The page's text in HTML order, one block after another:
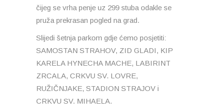
čijeg se vrha penje uz 299 stuba odakle se
pruža prekrasan pogled na grad.
Slijedi šetnja parkom gdje ćemo posjetiti:
SAMOSTAN STRAHOV, ZID GLADI, KIP
KARELA HYNECHA MACHE, LABIRINT
ZRCALA, CRKVU SV. LOVRE,
RUŽIČNJAKE, STADION STRAJOV i
CRKVU SV. MIHAELA.